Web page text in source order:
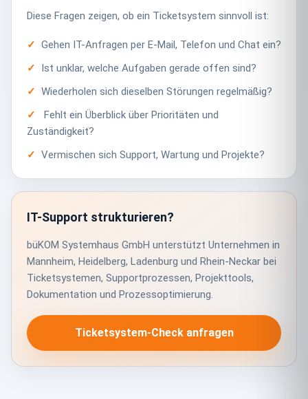
Diese Fragen zeigen, ob ein Ticketsystem sinnvoll ist:
Gehen IT-Anfragen per E-Mail, Telefon und Chat ein?
Ist unklar, welche Aufgaben gerade offen sind?
Wiederholen sich dieselben Störungen regelmäßig?
Fehlt ein Überblick über Prioritäten und
Zuständigkeit?
Vermischen sich Support, Wartung und Projekte?
IT-Support strukturieren?
büKOM Systemhaus GmbH unterstützt Unternehmen in
Mannheim, Heidelberg, Ladenburg und Rhein-Neckar bei
Ticketsystemen, Supportprozessen, Projekttools,
Dokumentation und Prozessoptimierung.
Ticketsystem-Check anfragen